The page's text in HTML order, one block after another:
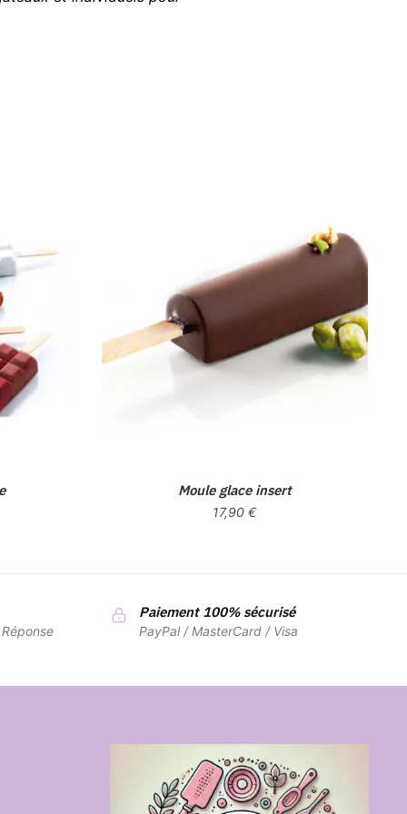
Moule glace insert
17,90€
Paiement 100% sécurisé
PayPal / MasterCard / Visa